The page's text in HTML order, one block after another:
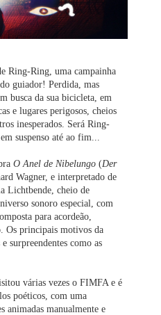
Ring-Ring, uma campainha
guiador! Perdida, mas
busca da sua bicicleta, em
e lugares perigosos, cheios
inesperados. Será Ring-
suspenso até ao fim...
O Anel de Nibelungo(Der
Wagner, e interpretado de
Lichtbende, cheio de
sonoro especial, com
para acordeão,
Os principais motivos da
surpreendentes como as
várias vezes o FIMFA e é
poéticos, com uma
animadas manualmente e